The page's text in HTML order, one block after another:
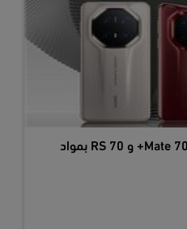
هواوي تعلن عن هاتفي Mate 70 Pro+ و 70 RS بمواد